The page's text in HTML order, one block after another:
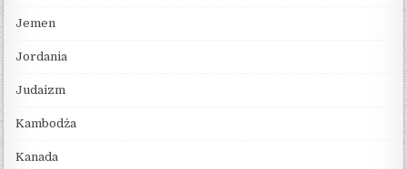
Jemen
Jordania
Judaizm
Kambodża
Kanada